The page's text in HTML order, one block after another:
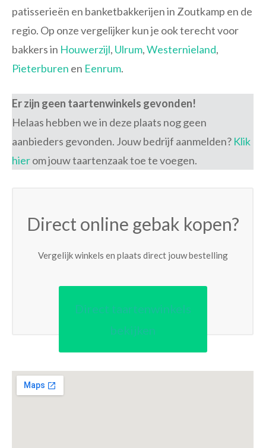
patisserieën en banketbakkerijen in Zoutkamp en de
regio. Op onze vergelijker kun je ook terecht voor
bakkers in Houwerzijl, Ulrum,Westernieland,
Pieterburen en Eenrum.
Er zijn geen taartenwinkels gevonden!
Helaas hebben we in deze plaats nog geen
aanbieders gevonden. Jouw bedrijf aanmelden? Klik
hierom jouw taartenzaak toe te voegen.
Direct online gebak kopen?
Vergelijk winkels en plaats direct jouw bestelling
Direct taartenwinkels
bekijken